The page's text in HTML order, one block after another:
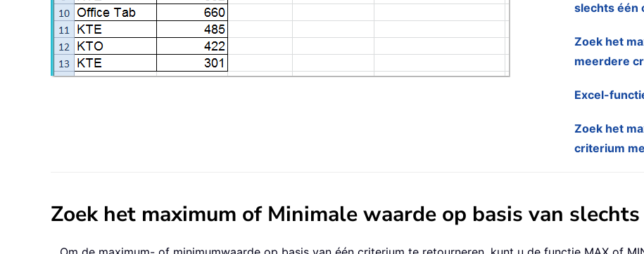
slechts één
Zoek het
meerdere
Excel-
Zoek het
criterium
Zoek het maximum of Minimale waarde op basis van